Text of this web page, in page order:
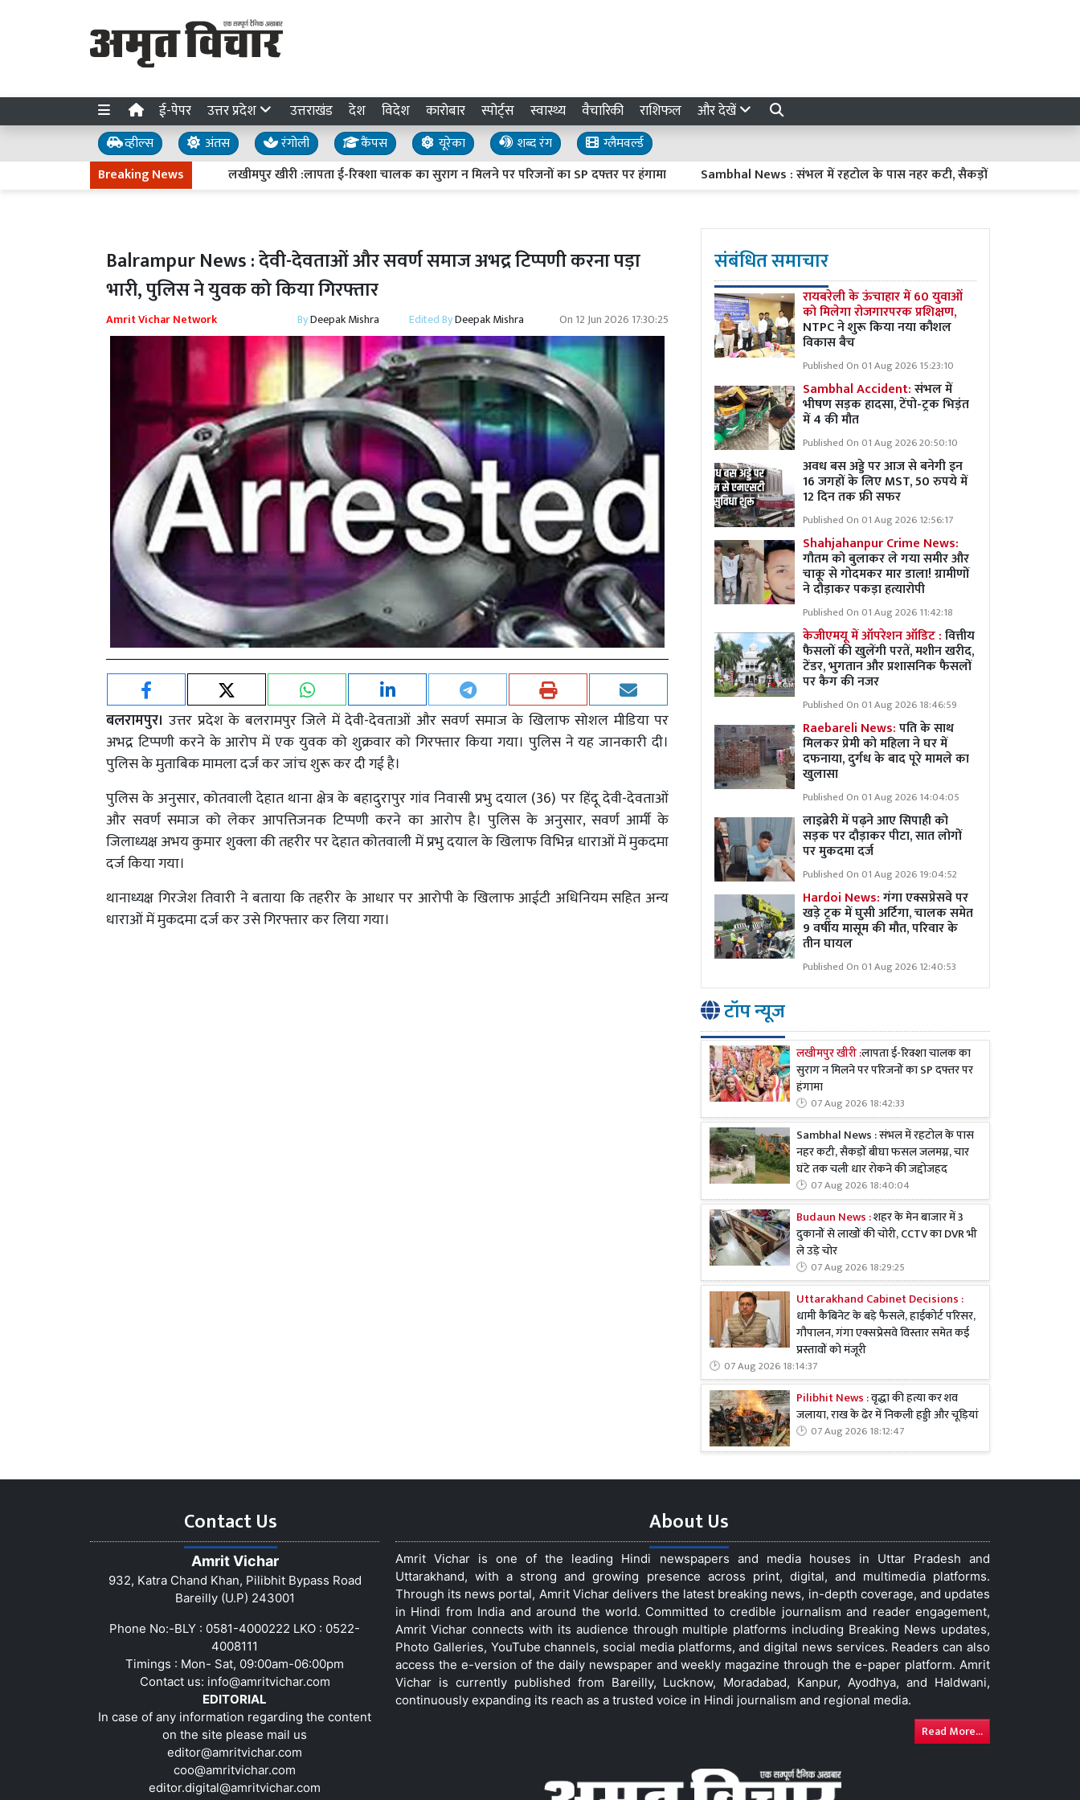
ई-पेपर उत्तर प्रदेश उत्तराखंड देश विदेश कारोबार स्पोर्ट्स स्वास्थ्य वैचारिकी राशिफल और देखें
व्हील्स अंतस रंगोली कैंपस यूरेका शब्द रंग
ग्लैमवर्ल्ड
Breaking News
लखीमपुर खीरी :लापता ई-रिक्शा चालक का सुराग न मिलने पर परिजनों का SP दफ्तर पर हंगामा Sambhal News : संभल में रहटोल के पास नहर कटी, सैकड़ों बीघा फसल जलमग्न, चार
Balrampur News : देवी-देवताओं और सवर्ण समाज अभद्र टिप्पणी करना पड़ा
भारी, पुलिस ने युवक को किया गिरफ्तार
Amrit Vichar Network ByDeepak Mishra Edited ByDeepak Mishra On 12 Jun 2026 17:30:25
बलरामपुर। उत्तर प्रदेश के बलरामपुर जिले में देवी-देवताओं और सवर्ण समाज के खिलाफ सोशल मीडिया पर
अभद्र टिप्पणी करने के आरोप में एक युवक को शुक्रवार को गिरफ्तार किया गया। पुलिस ने यह जानकारी दी।
पुलिस के मुताबिक मामला दर्ज कर जांच शुरू कर दी गई है।
पुलिस के अनुसार, कोतवाली देहात थाना क्षेत्र के बहादुरापुर गांव निवासी प्रभु दयाल (36) पर हिंदू देवी-देवताओं
और सवर्ण समाज को लेकर आपत्तिजनक टिप्पणी करने का आरोप है। पुलिस के अनुसार, सवर्ण आर्मी के
जिलाध्यक्ष अभय कुमार शुक्ला की तहरीर पर देहात कोतवाली में प्रभु दयाल के खिलाफ विभिन्न धाराओं में मुकदमा
दर्ज किया गया।
थानाध्यक्ष गिरजेश तिवारी ने बताया कि तहरीर के आधार पर आरोपी के खिलाफ आईटी अधिनियम सहित अन्य
धाराओं में मुकदमा दर्ज कर उसे गिरफ्तार कर लिया गया।
संबंधित समाचार
रायबरेली के ऊंचाहार में 60 युवाओं
को मिलेगा रोजगारपरक प्रशिक्षण,
NTPC ने शुरू किया नया कौशल
विकास बैच
Published On 01 Aug 2026 15:23:10
Sambhal Accident:संभल में
भीषण सड़क हादसा, टेंपो-ट्रक भिड़ंत
में 4 की मौत
Published On 01 Aug 2026 20:50:10
अवध बस अड्डे पर आज से बनेगी इन
16 जगहों के लिए MST, 50 रुपये में
12 दिन तक फ्री सफर
Published On 01 Aug 2026 12:56:17
Shahjahanpur Crime News:
गौतम को बुलाकर ले गया समीर और
चाकू से गोदमकर मार डाला! ग्रामीणों
ने दौड़ाकर पकड़ा हत्यारोपी
Published On 01 Aug 2026 11:42:18
केजीएमयू में ऑपरेशन ऑडिट :वित्तीय
फैसलों की खुलेंगी परतें, मशीन खरीद,
टेंडर, भुगतान और प्रशासनिक फैसलों
पर कैग की नजर
Published On 01 Aug 2026 18:46:59
Raebareli News:पति के साथ
मिलकर प्रेमी को महिला ने घर में
दफनाया, दुर्गध के बाद पूरे मामले का
खुलासा
Published On 01 Aug 2026 14:04:05
लाइब्रेरी में पढ़ने आए सिपाही को
सड़क पर दौड़ाकर पीटा, सात लोगों
पर मुकदमा दर्ज
Published On 01 Aug 2026 19:04:52
Hardoi News:गंगा एक्सप्रेसवे पर
खड़े ट्रक में घुसी अर्टिगा, चालक समेत
9 वर्षीय मासूम की मौत, परिवार के
तीन घायल
Published On 01 Aug 2026 12:40:53
टॉप न्यूज
लखीमपुर खीरी :लापता ई-रिक्शा चालक का
सुराग न मिलने पर परिजनों का SP दफ्तर पर
हंगामा
07 Aug 2026 18:42:33
Sambhal News : संभल में रहटोल के पास
नहर कटी, सैकड़ों बीघा फसल जलमग्न, चार
घंटे तक चली धार रोकने की जद्दोजहद
07 Aug 2026 18:40:04
Budaun News :शहर के मेन बाजार में 3
दुकानों से लाखों की चोरी, CCTV का DVR भी
ले उड़े चोर
07 Aug 2026 18:29:25
Uttarakhand Cabinet Decisions :
धामी कैबिनेट के बड़े फैसले, हाईकोर्ट परिसर,
गौपालन, गंगा एक्सप्रेसवे विस्तार समेत कई
प्रस्तावों को मंजूरी
07 Aug 2026 18:14:37
Pilibhit News :वृद्धा की हत्या कर शव
जलाया, राख के ढेर में निकली हड्डी और चूड़ियां
07 Aug 2026 18:12:47
Contact Us
Amrit Vichar
932, Katra Chand Khan, Pilibhit Bypass Road
Bareilly (U.P) 243001
Phone No:-BLY : 0581-4000222 LKO : 0522-
4008111
Timings : Mon- Sat, 09:00am-06:00pm
Contact us: info@amritvichar.com
EDITORIAL
In case of any information regarding the content
on the site please mail us
editor@amritvichar.com
coo@amritvichar.com
editor.digital@amritvichar.com
About Us
Amrit Vichar is one of the leading Hindi newspapers and media houses in Uttar Pradesh and
Uttarakhand, with a strong and growing presence across print, digital, and multimedia platforms.
Through its news portal, Amrit Vichar delivers the latest breaking news, in-depth coverage, and updates
in Hindi from India and around the world. Committed to credible journalism and reader engagement,
Amrit Vichar connects with its audience through multiple platforms including Breaking News updates,
Photo Galleries, YouTube channels, social media platforms, and digital news services. Readers can also
access the e-version of the daily newspaper and weekly magazine through the e-paper platform. Amrit
Vichar is currently published from Bareilly, Lucknow, Moradabad, Kanpur, Ayodhya, and Haldwani,
continuously expanding its reach as a trusted voice in Hindi journalism and regional media.
Read More...